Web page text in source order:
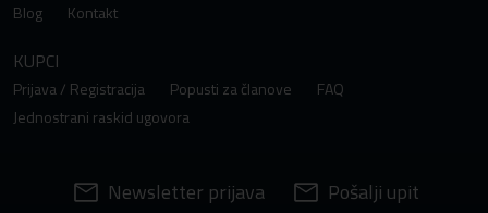
Blog
Kontakt
KUPCI
Prijava / Registracija Popusti za članove
FAQ
Jednostrani raskid ugovora
Newsletter prijava Pošalji upit